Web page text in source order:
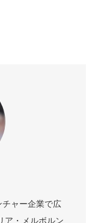
チャー企業で広
ア・メルボルン